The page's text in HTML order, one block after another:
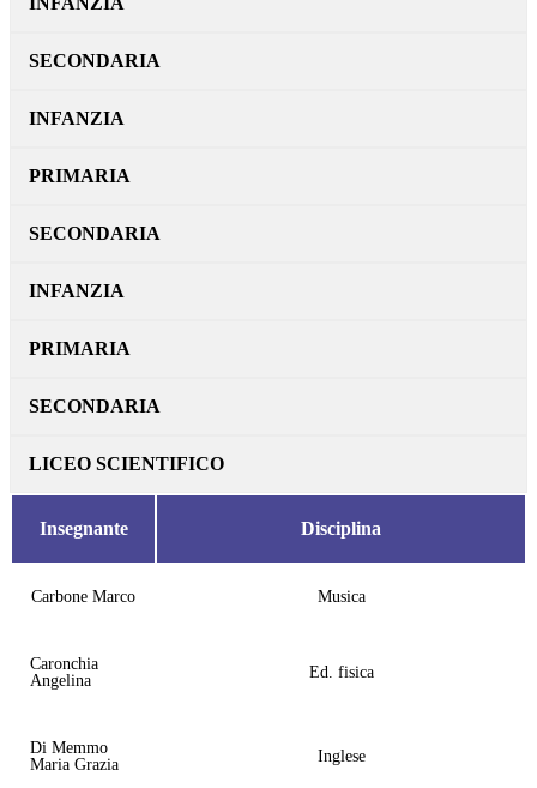
SECONDARIA
INFANZIA
PRIMARIA
SECONDARIA
INFANZIA
PRIMARIA
SECONDARIA
LICEO SCIENTIFICO
Insegnante Disciplina
Carbone Marco Musica
Caronchia
Angelina
Ed. fisica
Di Memmo
Maria Grazia
Inglese